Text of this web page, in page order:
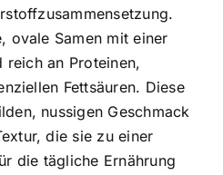
ovale Samen mit einer
reich an Proteinen,
Fettsäuren. Diese
nussigen Geschmack
die sie zu einer
die tägliche Ernährung